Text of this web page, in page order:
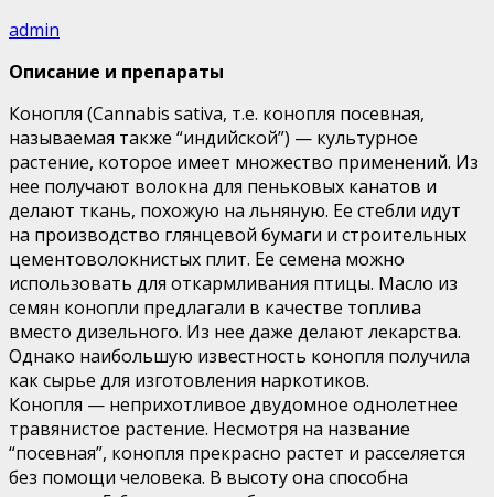
admin
Описание и препараты
Конопля (Cannabis sativa, т.е. конопля посевная,
называемая также “индийской”) — культурное
растение, которое имеет множество применений. Из
нее получают волокна для пеньковых канатов и
делают ткань, похожую на льняную. Ее стебли идут
на производство глянцевой бумаги и строительных
цементоволокнистых плит. Ее семена можно
использовать для откармливания птицы. Масло из
семян конопли предлагали в качестве топлива
вместо дизельного. Из нее даже делают лекарства.
Однако наибольшую известность конопля получила
как сырье для изготовления наркотиков.
Конопля — неприхотливое двудомное однолетнее
травянистое растение. Несмотря на название
“посевная”, конопля прекрасно растет и расселяется
без помощи человека. В высоту она способна